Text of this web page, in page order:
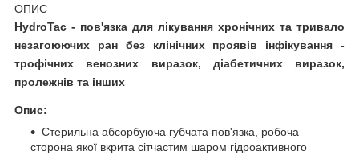
ОПИС
HydroTac - пов'язка для лікування хронічних та тривало
незагоюючих ран без клінічних проявів інфікування -
трофічних венозних виразок, діабетичних виразок,
пролежнів та інших
Опис:
Стерильна абсорбуюча губчата пов'язка, робоча
сторона якої вкрита сітчастим шаром гідроактивного